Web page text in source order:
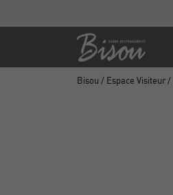
Bisou / Espace Visiteur /